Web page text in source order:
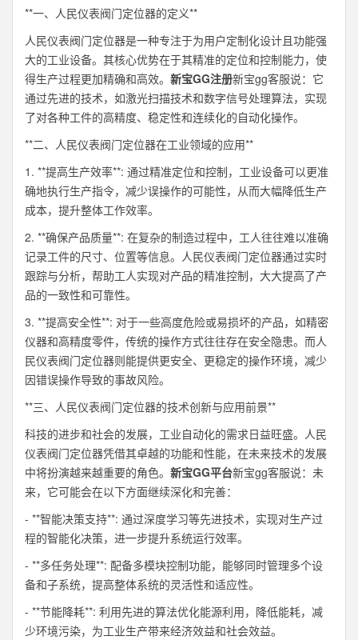
**一、人民仪表阀门定位器的定义**
人民仪表阀门定位器是一种专注于为用户定制化设计且功能强
大的工业设备。其核心优势在于其精准的定位和控制能力，使
得生产过程更加精确和高效。 新宝GG注册新宝gg客服说：它
通过先进的技术，如激光扫描技术和数字信号处理算法，实现
了对各种工件的高精度、稳定性和连续化的自动化操作。
**二、人民仪表阀门定位器在工业领域的应用**
1. **提高生产效率**: 通过精准定位和控制，工业设备可以更准
确地执行生产指令，减少误操作的可能性，从而大幅降低生产
成本，提升整体工作效率。
2. **确保产品质量**: 在复杂的制造过程中，工人往往难以准确
记录工件的尺寸、位置等信息。人民仪表阀门定位器通过实时
跟踪与分析，帮助工人实现对产品的精准控制，大大提高了产
品的一致性和可靠性。
3. **提高安全性**: 对于一些高度危险或易损坏的产品，如精密
仪器和高精度零件，传统的操作方式往往存在安全隐患。而人
民仪表阀门定位器则能提供更安全、更稳定的操作环境，减少
因错误操作导致的事故风险。
**三、人民仪表阀门定位器的技术创新与应用前景**
科技的进步和社会的发展，工业自动化的需求日益旺盛。人民
仪表阀门定位器凭借其卓越的功能和性能，在未来技术的发展
中将扮演越来越重要的角色。 新宝GG平台新宝gg客服说：未
来，它可能会在以下方面继续深化和完善：
- **智能决策支持**: 通过深度学习等先进技术，实现对生产过
程的智能化决策，进一步提升系统运行效率。
- **多任务处理**: 配备多模块控制功能，能够同时管理多个设
备和子系统，提高整体系统的灵活性和适应性。
- **节能降耗**: 利用先进的算法优化能源利用，降低能耗，减
少环境污染，为工业生产带来经济效益和社会效益。